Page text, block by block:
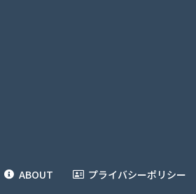
ABOUT プライバシーポリシー